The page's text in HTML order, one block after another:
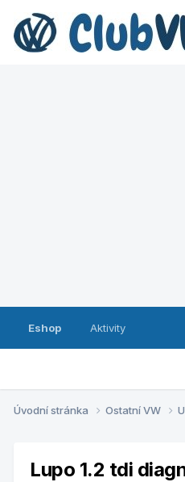
Eshop Aktivity
Úvodní stránka Ostatní VW
Lupo 1.2 tdi